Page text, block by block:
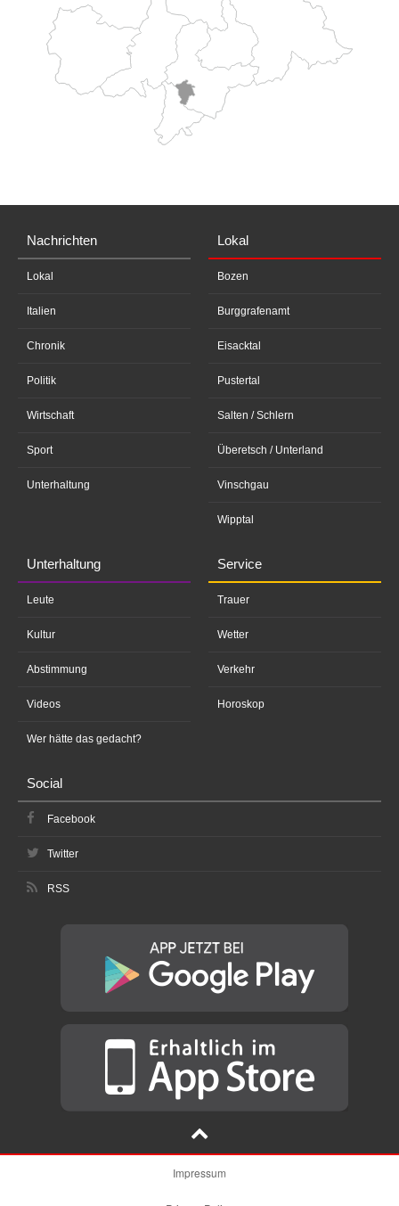
Nachrichten
Lokal
Italien
Chronik
Politik
Wirtschaft
Sport
Unterhaltung
Lokal
Bozen
Burggrafenamt
Eisacktal
Pustertal
Salten / Schlern
Überetsch / Unterland
Vinschgau
Wipptal
Unterhaltung
Leute
Kultur
Abstimmung
Videos
Wer hätte das gedacht?
Service
Trauer
Wetter
Verkehr
Horoskop
Social
Facebook
Twitter
RSS
Impressum